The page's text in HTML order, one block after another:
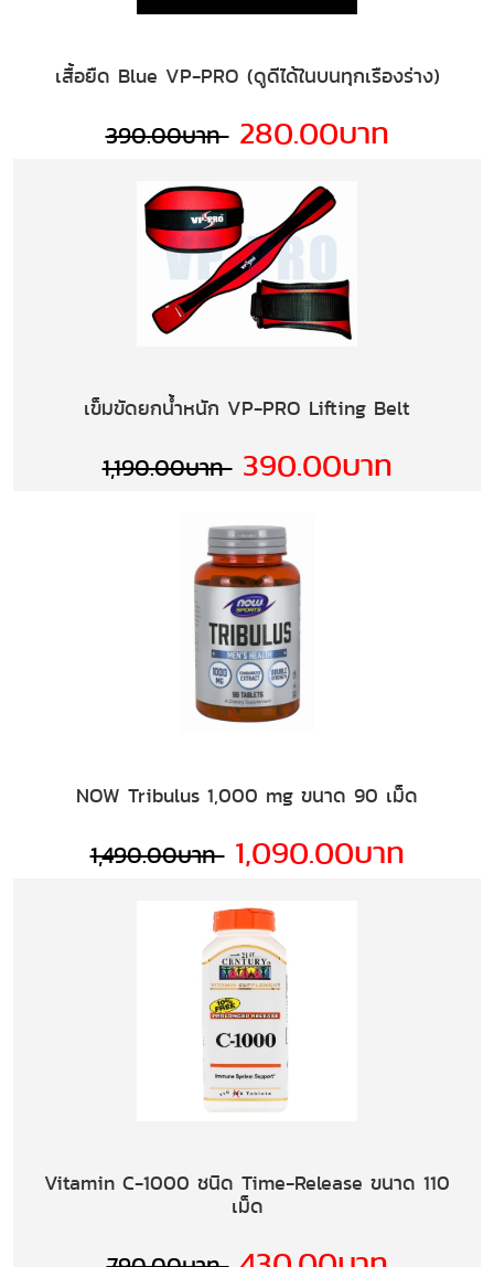
เสื้อยืด Blue VP-PRO (ดูดีได้ในบนทุกเรืองร่าง)
390.00บาท 280.00บาท
เข็มขัดยกน้ำหนัก VP-PRO Lifting Belt
1,190.00บาท 390.00บาท
NOW Tribulus 1,000 mg ขนาด 90 เม็ด
1,490.00บาท 1,090.00บาท
Vitamin C-1000 ชนิด Time-Release ขนาด 110
เม็ด